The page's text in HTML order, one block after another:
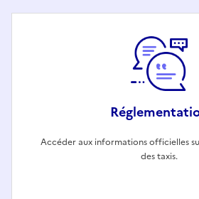
Accéder aux informations officielles
des taxis.